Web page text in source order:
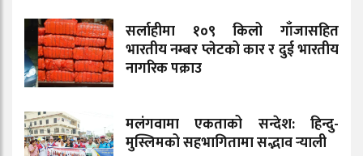
सर्लाहीमा १०९ किलो गाँजासहित
भारतीय नम्बर प्लेटको कार र दुई भारतीय
नागरिक पक्राउ
मलंगवामा एकताको सन्देश: हिन्दु-
मुस्लिमको सहभागितामा सद्भाव र्‍याली